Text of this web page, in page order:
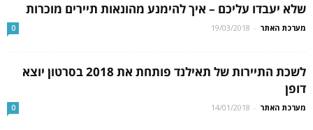
שלא יעבדו עליכם – איך להימנע מהונאות תיירים מוכרות
מערכת האתר -
19/03/2018
0
לשכת התיירות של תאילנד פותחת את 2018 בסרטון יוצא
דופן
מערכת האתר -
14/01/2018
0